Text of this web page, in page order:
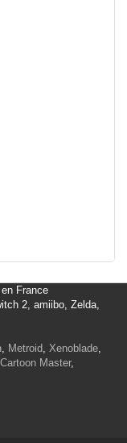
France
2, amiibo, Zelda,
, Metroid, Xenoblade,
Cartoon Master,